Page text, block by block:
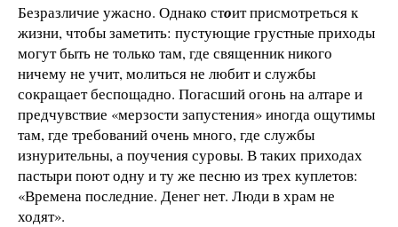
Безразличие ужасно. Однако стоит присмотреться к
жизни, чтобы заметить: пустующие грустные приходы
могут быть не только там, где священник никого
ничему не учит, молиться не любит и службы
сокращает беспощадно. Погасший огонь на алтаре и
предчувствие «мерзости запустения» иногда ощутимы
там, где требований очень много, где службы
изнурительны, а поучения суровы. В таких приходах
пастыри поют одну и ту же песню из трех куплетов:
«Времена последние. Денег нет. Люди в храм не
ходят».